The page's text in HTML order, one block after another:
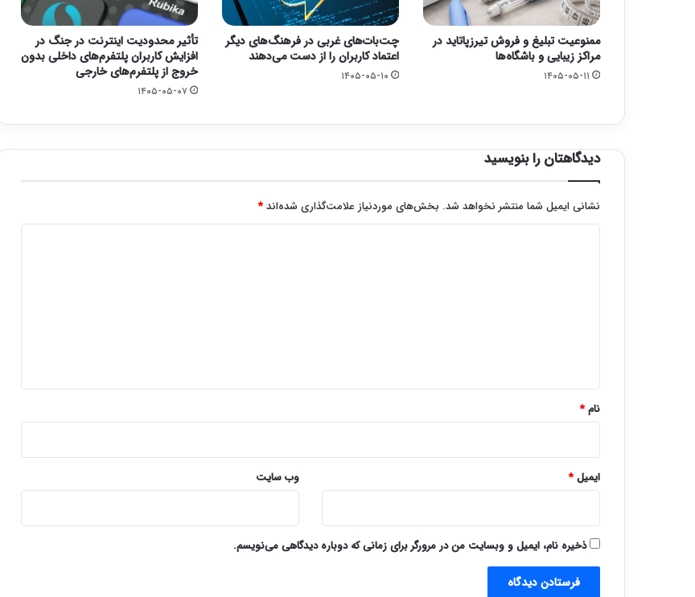
ممنوعیت تبلیغ و فروش تیرزپاتاید در
مراکز زیبایی و باشگاه‌ها
۱۴۰۵-۰۵-۱۱
چت‌بات‌های غربی در فرهنگ‌های دیگر
اعتماد کاربران را از دست می‌دهند
۱۴۰۵-۰۵-۱۰
تأثیر محدودیت اینترنت در جنگ در
افزایش کاربران پلتفرم‌های داخلی بدون
خروج از پلتفرم‌های خارجی
۱۴۰۵-۰۵-۰۷
دیدگاهتان را بنویسید
نشانی ایمیل شما منتشر نخواهد شد. بخش‌های موردنیاز علامت‌گذاری شده‌اند*
نام*
ایمیل* وب‌ سایت
ذخیره نام، ایمیل و وبسایت من در مرورگر برای زمانی که دوباره دیدگاهی می‌نویسم.